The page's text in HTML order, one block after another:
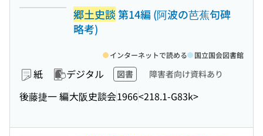
郷土史談第14編 (阿波の芭蕉句碑
略考)
紙 デジタル 図書 障害者向け資料あり
後藤捷一 編大阪史談会1966<218.1-G83k>
インターネットで読める 国立国会図書館